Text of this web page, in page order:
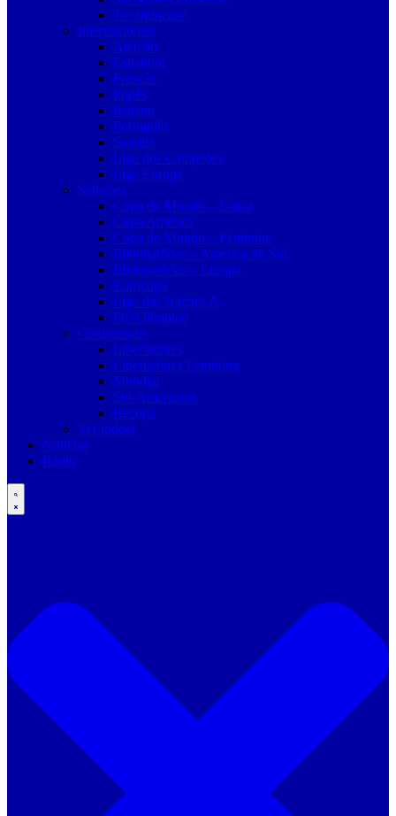
Tocantinense
Internacionais
Alemão
Espanhol
Francês
Inglês
Italiano
Português
Saudita
Liga dos Campeões
Liga Europa
Seleções
Copa do Mundo – Única
Copa América
Copa do Mundo – Feminina
Eliminatórias – América do Sul
Eliminatórias – Europa
Eurocopa
Liga das Nações A
Pré-Olímpico
Continentais
Libertadores
Libertadores Feminina
Mundial
Sul-Americana
Recopa
Ver todos!
Notícias
Rádio